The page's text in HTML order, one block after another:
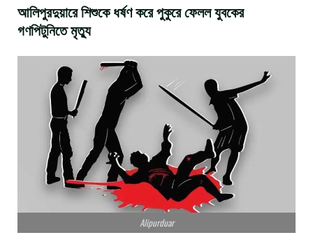
আলিপুরদুয়ারে শিশুকে ধর্ষণ করে পুকুরে ফেলল যুবকের
গণপিটুনিতে মৃত্যু
Alipurduar